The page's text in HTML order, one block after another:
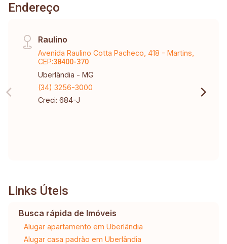
Endereço
Raulino
Avenida Raulino Cotta Pacheco, 418 - Martins,
CEP:38400-370
Uberlândia - MG
(34) 3256-3000
Creci: 684-J
Links Úteis
Busca rápida de Imóveis
Alugar apartamento em Uberlândia
Alugar casa padrão em Uberlândia